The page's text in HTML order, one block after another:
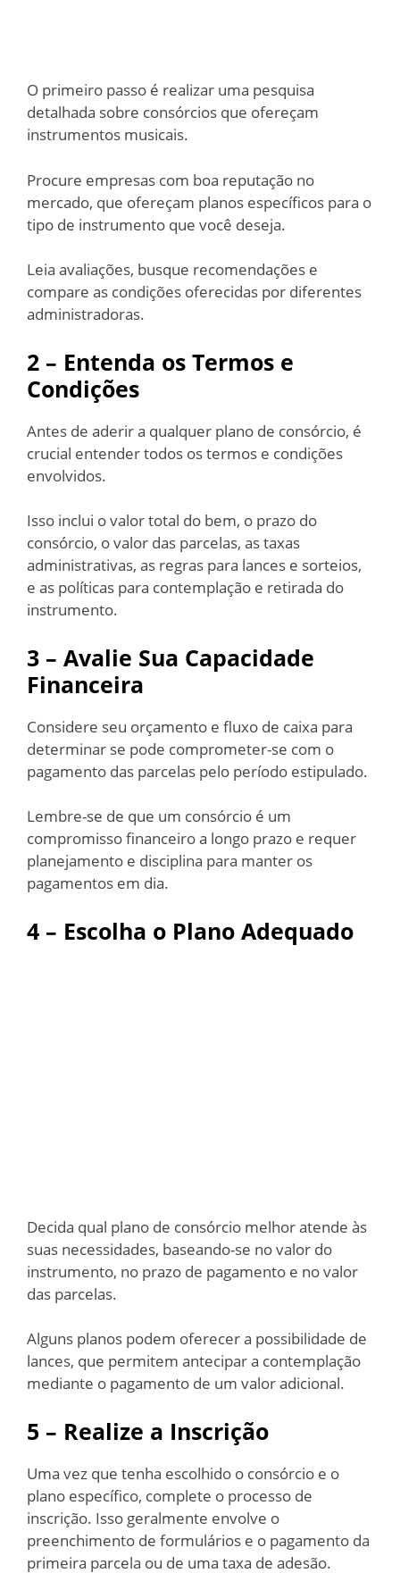
O primeiro passo é realizar uma pesquisa
detalhada sobre consórcios que ofereçam
instrumentos musicais.
Procure empresas com boa reputação no
mercado, que ofereçam planos específicos para o
tipo de instrumento que você deseja.
Leia avaliações, busque recomendações e
compare as condições oferecidas por diferentes
administradoras.
2 – Entenda os Termos e
Condições
Antes de aderir a qualquer plano de consórcio, é
crucial entender todos os termos e condições
envolvidos.
Isso inclui o valor total do bem, o prazo do
consórcio, o valor das parcelas, as taxas
administrativas, as regras para lances e sorteios,
e as políticas para contemplação e retirada do
instrumento.
3 – Avalie Sua Capacidade
Financeira
Considere seu orçamento e fluxo de caixa para
determinar se pode comprometer-se com o
pagamento das parcelas pelo período estipulado.
Lembre-se de que um consórcio é um
compromisso financeiro a longo prazo e requer
planejamento e disciplina para manter os
pagamentos em dia.
4 – Escolha o Plano Adequado
Decida qual plano de consórcio melhor atende às
suas necessidades, baseando-se no valor do
instrumento, no prazo de pagamento e no valor
das parcelas.
Alguns planos podem oferecer a possibilidade de
lances, que permitem antecipar a contemplação
mediante o pagamento de um valor adicional.
5 – Realize a Inscrição
Uma vez que tenha escolhido o consórcio e o
plano específico, complete o processo de
inscrição. Isso geralmente envolve o
preenchimento de formulários e o pagamento da
primeira parcela ou de uma taxa de adesão.